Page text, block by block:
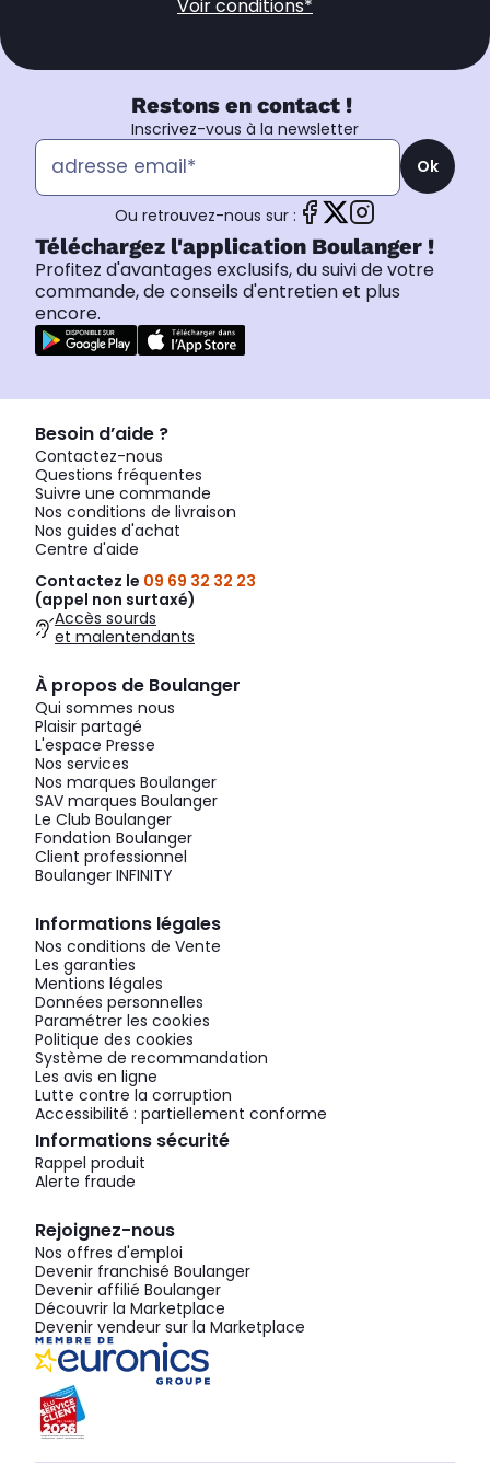
Voir conditions*
Restons en contact !
Inscrivez-vous à la newsletter
Ok
Ou retrouvez-nous sur :
Téléchargez l'application Boulanger !
Profitez d'avantages exclusifs, du suivi de votre
commande, de conseils d'entretien et plus
encore.
Besoin d’aide ?
Contactez-nous
Questions fréquentes
Suivre une commande
Nos conditions de livraison
Nos guides d'achat
Centre d'aide
Contactez le 09 69 32 32 23
(appel non surtaxé)
Accès sourds
et malentendants
À propos de Boulanger
Qui sommes nous
Plaisir partagé
L'espace Presse
Nos services
Nos marques Boulanger
SAV marques Boulanger
Le Club Boulanger
Fondation Boulanger
Client professionnel
Boulanger INFINITY
Informations légales
Nos conditions de Vente
Les garanties
Mentions légales
Données personnelles
Paramétrer les cookies
Politique des cookies
Système de recommandation
Les avis en ligne
Lutte contre la corruption
Accessibilité : partiellement conforme
Informations sécurité
Rappel produit
Alerte fraude
Rejoignez-nous
Nos offres d'emploi
Devenir franchisé Boulanger
Devenir affilié Boulanger
Découvrir la Marketplace
Devenir vendeur sur la Marketplace